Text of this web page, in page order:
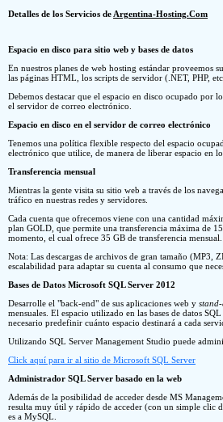
Detalles de los Servicios de Argentina-Hosting.Com
Espacio en disco para sitio web y bases de datos
En nuestros planes de web hosting estándar proveemos
las páginas HTML, los scripts de servidor (.NET, PHP,
Debemos destacar que el espacio en disco ocupado por
el servidor de correo electrónico.
Espacio en disco en el servidor de correo electrónico
Tenemos una política flexible respecto del espacio
electrónico que utilice, de manera de liberar espacio en
Transferencia mensual
Mientras la gente visita su sitio web a través de los
tráfico en nuestras redes y servidores.
Cada cuenta que ofrecemos viene con una cantidad
plan GOLD, que permite una transferencia máxima de
momento, el cual ofrece 35 GB de transferencia mensual.
Nota: Las descargas de archivos de gran tamaño (MP3,
escalabilidad para adaptar su cuenta al consumo que
Bases de Datos Microsoft SQL Server 2012
Desarrolle el "back-end" de sus aplicaciones web y
mensuales. El espacio utilizado en las bases de datos
necesario predefinir cuánto espacio destinará a cada
Utilizando SQL Server Management Studio puede
Click aquí para ir al sitio de Microsoft SQL Server
Administrador SQL Server basado en la web
Además de la posibilidad de acceder desde MS
resulta muy útil y rápido de acceder (con un simple clic
es a MySQL.